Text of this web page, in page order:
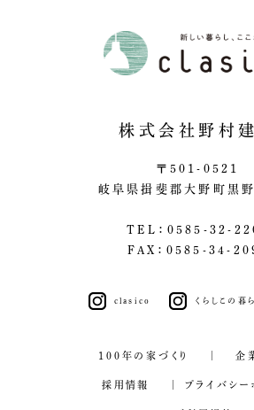
株式会社野村
〒501-0521
岐阜県揖斐郡大野町黒
TEL：0585-32-
FAX：0585-34-
clasico くらしこの暮ら
100年の家づくり 企
採用情報 プライバシー